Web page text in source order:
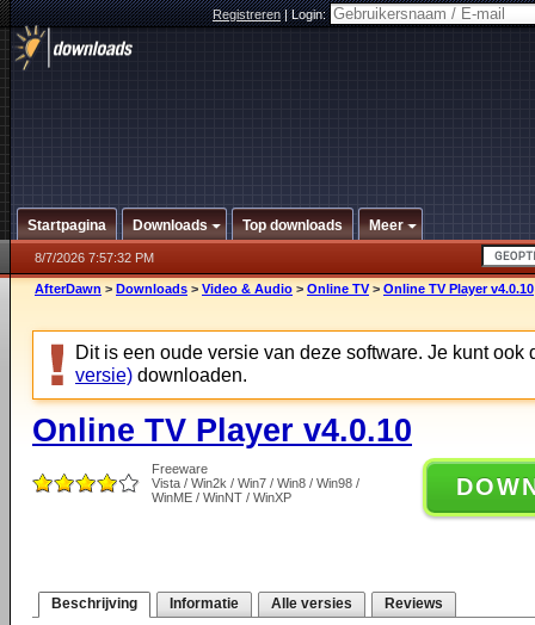
Registreren|Login:
Startpagina Downloads Top downloads Meer
8/7/2026 7:57:32 PM
AfterDawn > Downloads > Video & Audio > Online TV > Online TV Player v4.0.10
Dit is een oude versie van deze software. Je kunt ook
versie) downloaden.
Online TV Player v4.0.10
Freeware
Vista / Win2k / Win7 / Win8 / Win98 /
WinME / WinNT / WinXP
Beschrijving Informatie Alle versies Reviews